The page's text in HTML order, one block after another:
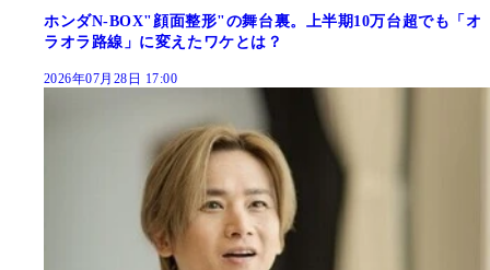
ホンダN-BOX"顔面整形"の舞台裏。上半期10万台超でも「オ
ラオラ路線」に変えたワケとは？
2026年07月28日 17:00